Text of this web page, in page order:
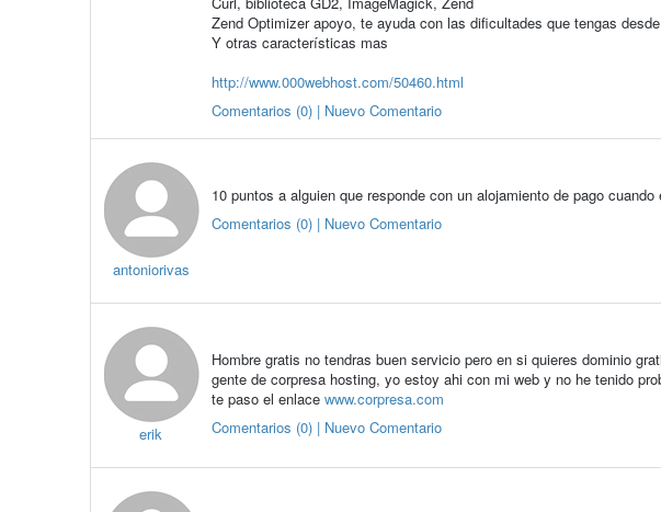
Zend Optimizer apoyo, te ayuda con las dificultades que tengas
Y otras características mas
http://www.000webhost.com/50460.html
Comentarios (0) | Nuevo Comentario
antoniorivas
10 puntos a alguien que responde con un alojamiento de pago
Comentarios (0) | Nuevo Comentario
erik
Hombre gratis no tendras buen servicio pero en si quieres dominio
gente de corpresa hosting, yo estoy ahi con mi web y no he tenido
te paso el enlace www.corpresa.com
Comentarios (0) | Nuevo Comentario